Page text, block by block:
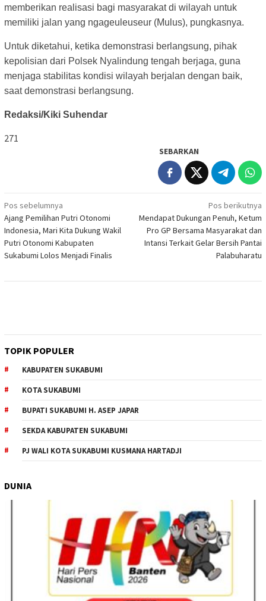
memberikan realisasi bagi masyarakat di wilayah untuk
memiliki jalan yang ngageuleuseur (Mulus), pungkasnya.
Untuk diketahui, ketika demonstrasi berlangsung, pihak
kepolisian dari Polsek Nyalindung tengah berjaga, guna
menjaga stabilitas kondisi wilayah berjalan dengan baik,
saat demonstrasi berlangsung.
Redaksi/Kiki Suhendar
271
SEBARKAN
Navigasi
pos
Pos sebelumnya
Ajang Pemilihan Putri Otonomi
Indonesia, Mari Kita Dukung Wakil
Putri Otonomi Kabupaten
Sukabumi Lolos Menjadi Finalis
Pos berikutnya
Mendapat Dukungan Penuh, Ketum
Pro GP Bersama Masyarakat dan
Intansi Terkait Gelar Bersih Pantai
Palabuharatu
TOPIK POPULER
KABUPATEN SUKABUMI
KOTA SUKABUMI
BUPATI SUKABUMI H. ASEP JAPAR
SEKDA KABUPATEN SUKABUMI
PJ WALI KOTA SUKABUMI KUSMANA HARTADJI
DUNIA